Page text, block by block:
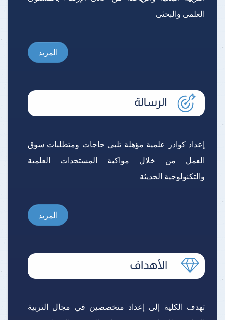
العلمى والبحثى
المزيد
إعداد كوادر علمية مؤهلة تلبى حاجات ومتطلبات سوق
العمل من خلال مواكبة المستجدات العلمية
والتكنولوجية الحديثة
المزيد
تهدف الكلية إلى إعداد متخصصين في مجال التربية